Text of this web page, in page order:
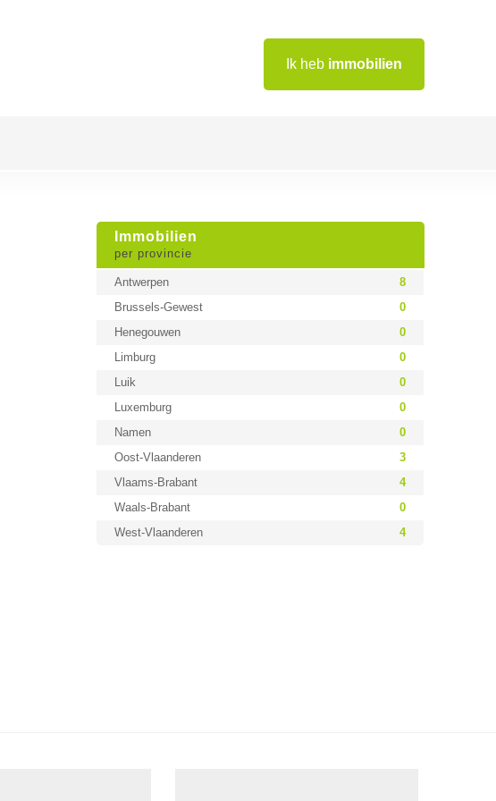
Ik heb immobilien
Immobilien
per provincie
Antwerpen
8
Brussels-Gewest
0
Henegouwen
0
Limburg
0
Luik
0
Luxemburg
0
Namen
0
Oost-Vlaanderen
3
Vlaams-Brabant
4
Waals-Brabant
0
West-Vlaanderen
4